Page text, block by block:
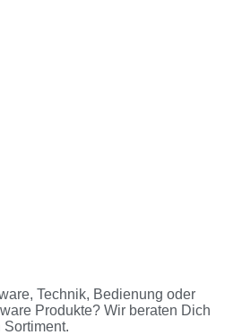
Technik, Bedienung oder
Produkte? Wir beraten Dich
Sortiment.